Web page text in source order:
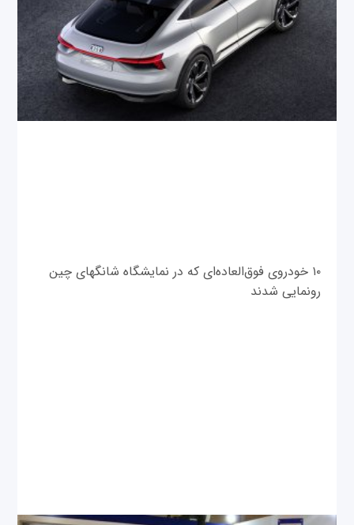
۱۰ خودروی فوق‌العاده‌ای که در نمایشگاه شانگهای چین
رونمایی شدند